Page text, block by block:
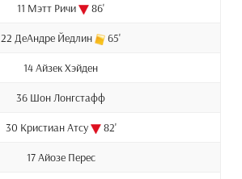
11 Мэтт Ричи 86'
22 ДеАндре Йедлин 65'
14 Айзек Хэйден
36 Шон Лонгстафф
30 Кристиан Атсу 82'
17 Айозе Перес